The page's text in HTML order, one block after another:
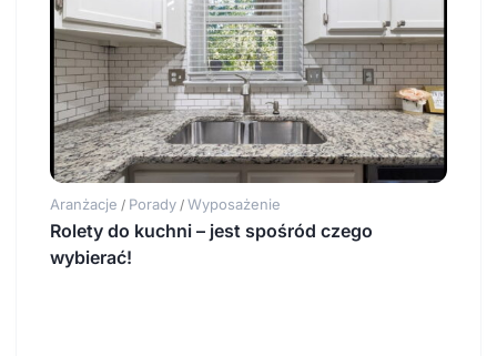
Aranżacje / Porady / Wyposażenie
Rolety do kuchni – jest spośród czego
wybierać!